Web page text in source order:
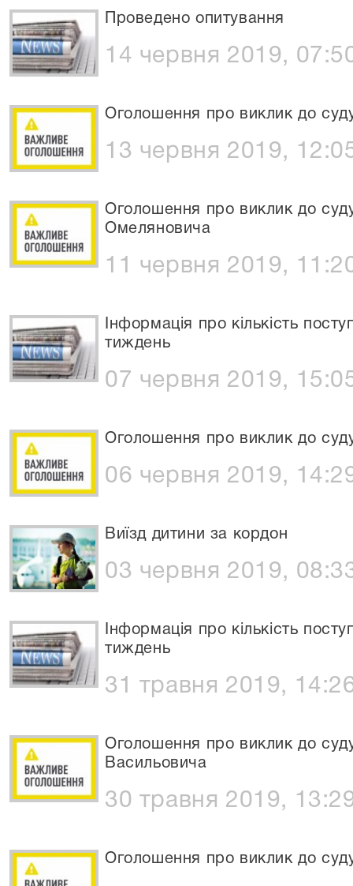
Проведено опитування
14 червня 2019,
Оголошення про виклик до
13 червня 2019,
Оголошення про виклик до
Омеляновича
11 червня 2019,
Інформація про кількість
тиждень
07 червня 2019,
Оголошення про виклик до
06 червня 2019,
Виїзд дитини за кордон
03 червня 2019,
Інформація про кількість
тиждень
31 травня 2019,
Оголошення про виклик до
Васильовича
30 травня 2019,
Оголошення про виклик до